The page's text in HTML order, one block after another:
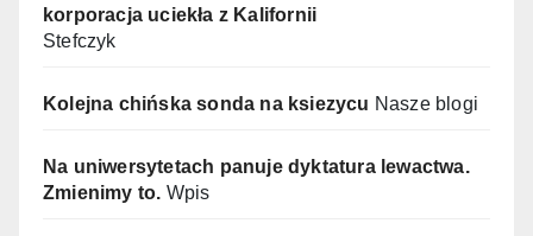
korporacja uciekła z Kalifornii
Stefczyk
Kolejna chińska sonda na ksiezycu Nasze blogi
Na uniwersytetach panuje dyktatura lewactwa.
Zmienimy to. Wpis